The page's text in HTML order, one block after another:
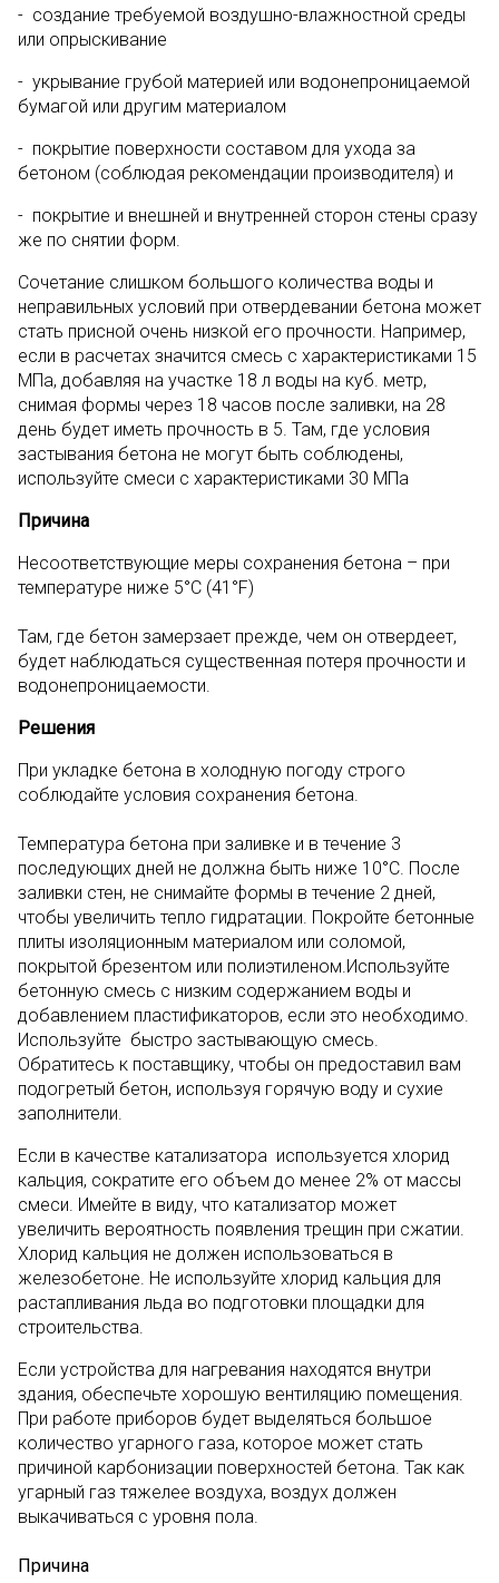
- создание требуемой воздушно-влажностной среды
или опрыскивание
- укрывание грубой материей или водонепроницаемой
бумагой или другим материалом
- покрытие поверхности составом для ухода за
бетоном (соблюдая рекомендации производителя) и
- покрытие и внешней и внутренней сторон стены сразу
же по снятии форм.
Сочетание слишком большого количества воды и
неправильных условий при отвердевании бетона может
стать присной очень низкой его прочности. Например,
если в расчетах значится смесь с характеристиками 15
МПа, добавляя на участке 18 л воды на куб. метр,
снимая формы через 18 часов после заливки, на 28
день будет иметь прочность в 5. Там, где условия
застывания бетона не могут быть соблюдены,
используйте смеси с характеристиками 30 МПа
Причина
Несоответствующие меры сохранения бетона – при
температуре ниже 5°С (41°F)
Там, где бетон замерзает прежде, чем он отвердеет,
будет наблюдаться существенная потеря прочности и
водонепроницаемости.
Решения
При укладке бетона в холодную погоду строго
соблюдайте условия сохранения бетона.
Температура бетона при заливке и в течение 3
последующих дней не должна быть ниже 10°С. После
заливки стен, не снимайте формы в течение 2 дней,
чтобы увеличить тепло гидратации. Покройте бетонные
плиты изоляционным материалом или соломой,
покрытой брезентом или полиэтиленом.Используйте
бетонную смесь с низким содержанием воды и
добавлением пластификаторов, если это необходимо.
Используйте быстро застывающую смесь.
Обратитесь к поставщику, чтобы он предоставил вам
подогретый бетон, используя горячую воду и сухие
заполнители.
Если в качестве катализатора используется хлорид
кальция, сократите его объем до менее 2% от массы
смеси. Имейте в виду, что катализатор может
увеличить вероятность появления трещин при сжатии.
Хлорид кальция не должен использоваться в
железобетоне. Не используйте хлорид кальция для
растапливания льда во подготовки площадки для
строительства.
Если устройства для нагревания находятся внутри
здания, обеспечьте хорошую вентиляцию помещения.
При работе приборов будет выделяться большое
количество угарного газа, которое может стать
причиной карбонизации поверхностей бетона. Так как
угарный газ тяжелее воздуха, воздух должен
выкачиваться с уровня пола.
Причина